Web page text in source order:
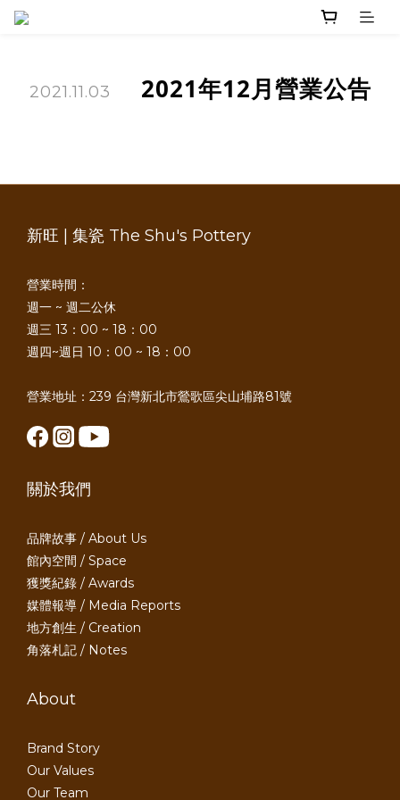
2021.11.03 2021年12月營業公告
新旺 | 集瓷 The Shu's Pottery
營業時間：
週一 ~ 週二公休
週三 13：00 ~ 18：00
週四~週日 10：00 ~ 18：00
營業地址：239 台灣新北市鶯歌區尖山埔路81號
關於我們
品牌故事 / About Us
館內空間 / Space
獲獎紀錄 / Awards
媒體報導 / Media Reports
地方創生 / Creation
角落札記 / Notes
About
Brand Story
Our Values
Our Team